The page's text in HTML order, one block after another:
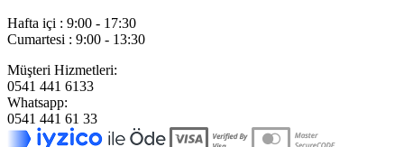
Hafta içi : 9:00 - 17:30
Cumartesi : 9:00 - 13:30
Müşteri Hizmetleri:
0541 441 6133
Whatsapp:
0541 441 61 33